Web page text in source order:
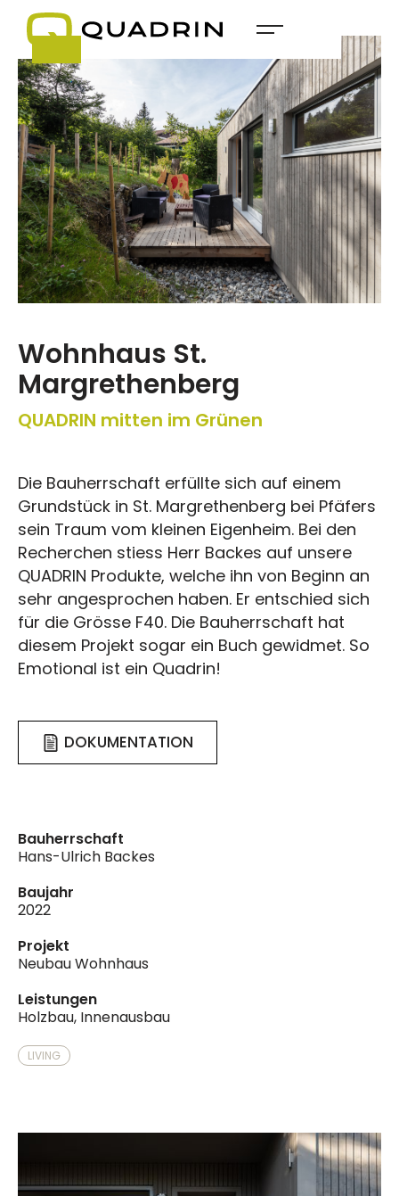
Wohnhaus St.
Margrethenberg
QUADRIN mitten im Grünen
Bauherrschaft
Hans-Ulrich Backes
Baujahr
2022
Projekt
Neubau Wohnhaus
Leistungen
Holzbau, Innenausbau
LIVING
Die Bauherrschaft erfüllte sich auf einem
Grundstück in St. Margrethenberg bei Pfäfers
sein Traum vom kleinen Eigenheim. Bei den
Recherchen stiess Herr Backes auf unsere
QUADRIN Produkte, welche ihn von Beginn an
sehr angesprochen haben. Er entschied sich
für die Grösse F40. Die Bauherrschaft hat
diesem Projekt sogar ein Buch gewidmet. So
Emotional ist ein Quadrin!
DOKUMENTATION